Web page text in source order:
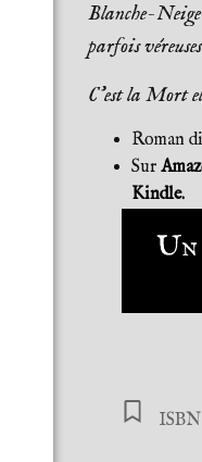
Blanche-Neige
parfois
C’est la Mort
Roman
Sur
Kindle.
Un
ISBN